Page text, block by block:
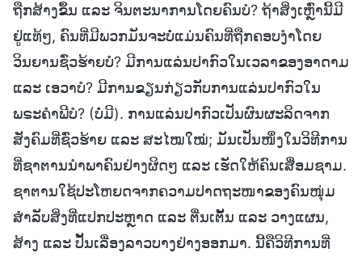
ຖືກສ້າງຂຶ້ນ ແລະ ຈິນຕະນາການໂດຍຄົນບໍ? ຖ້າສິ່ງເຫຼົ່ານີ້ມີ
ຢູ່ແທ້ໆ, ຄົນທີ່ມີພວກມັນຈະບໍ່ແມ່ນຄົນທີ່ຖືກຄອບງໍາໂດຍ
ວິນຍານຊົ່ວຮ້າຍບໍ? ມີການແລ່ນປາກົວໃນເວລາຂອງອາດາມ
ແລະ ເອວາບໍ? ມີການຂຽນກ່ຽວກັບການແລ່ນປາກົວໃນ
ພຣະຄຳພີບໍ? (ບໍ່ມີ). ການແລ່ນປາກົວເປັນຜົນຜະລິດຈາກ
ສັງຄົມທີ່ຊົ່ວຮ້າຍ ແລະ ສະໄໝໃໝ່; ມັນເປັນໜຶ່ງໃນວິທີການ
ທີ່ຊາຕານນໍາພາຄົນຢ່າງຜິດໆ ແລະ ເຮັດໃຫ້ຄົນເສື່ອມຊາມ.
ຊາຕານໃຊ້ປະໂຫຍດຈາກຄວາມປາດຖະໜາຂອງຄົນໜຸ່ມ
ສຳລັບສິ່ງທີ່ແປກປະຫຼາດ ແລະ ຕື່ນເຕັ້ນ ແລະ ວາງແຜນ,
ສ້າງ ແລະ ປັ້ນເລື່ອງລາວບາງຢ່າງອອກມາ. ນີ້ຄືວິທີການທີ່